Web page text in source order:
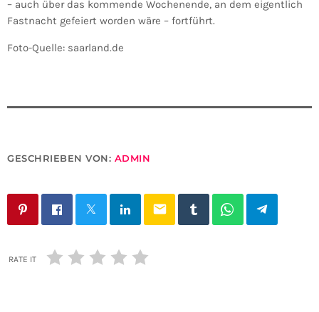
– auch über das kommende Wochenende, an dem eigentlich
Fastnacht gefeiert worden wäre – fortführt.
Foto-Quelle: saarland.de
GESCHRIEBEN VON: ADMIN
email
RATE IT